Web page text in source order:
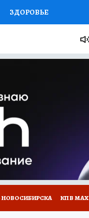
ЗДОРОВЬЕ
Я ЗНАЮ СЕМЬЯ
КП В МАХ